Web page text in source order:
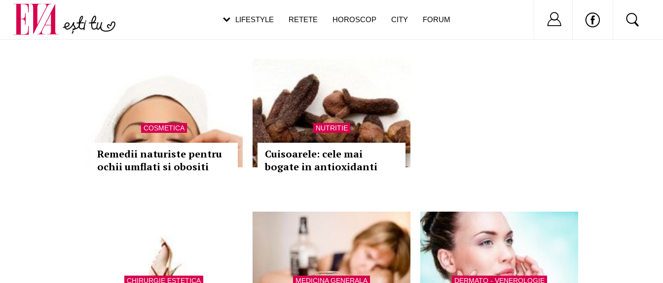
COSMETICA
Remedii naturiste pentru
ochii umflati si obositi
NUTRITIE
Cuisoarele: cele mai
bogate in antioxidanti
CHIRURGIE ESTETICA MEDICINA GENERALA DERMATO - VENEROLOGIE
LIFESTYLE RETETE HOROSCOP CITY FORUM Nu ai cont?
Carieră
Actualitate
pe măsură ce înaintezi în vârstă